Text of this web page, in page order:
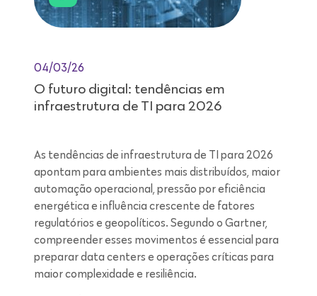
04/03/26
O futuro digital: tendências em
infraestrutura de TI para 2026
As tendências de infraestrutura de TI para 2026
apontam para ambientes mais distribuídos, maior
automação operacional, pressão por eficiência
energética e influência crescente de fatores
regulatórios e geopolíticos. Segundo o Gartner,
compreender esses movimentos é essencial para
preparar data centers e operações críticas para
maior complexidade e resiliência.